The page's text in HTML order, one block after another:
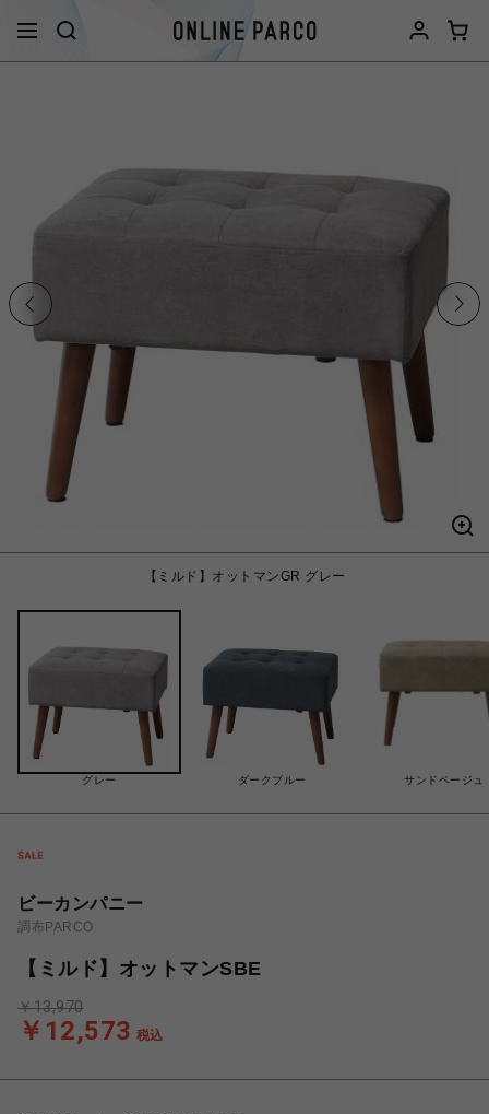
【ミルド】オットマンGR グレー
グレー ダークブルー サンドベージュ
ビーカンパニー
調布PARCO
【ミルド】オットマンSBE
￥12,573 税込
￥13,970